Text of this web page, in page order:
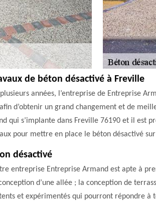
de béton désactivé à Freville
années, l’entreprise de Entreprise
d’obtenir un grand changement et de
qui s’implante dans Freville 76190 et il
pour mettre en place le béton désactivé
désactivé
entreprise Entreprise Armand est apte à
d’une allée ; la conception de
et expérimentés qui pourront répondre à